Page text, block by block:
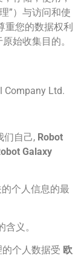
”）与访问和使
重您的数据权利
始收集目的。
Company Ltd.
们自己, Robot
Galaxy
个人信息的最
义。
个人数据受 欧